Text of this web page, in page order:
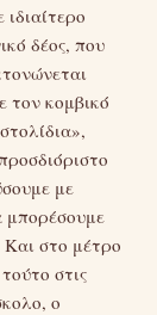
δέος, που
τον κομβικό
με
μπορέσουμε
στο μέτρο
στις
ο